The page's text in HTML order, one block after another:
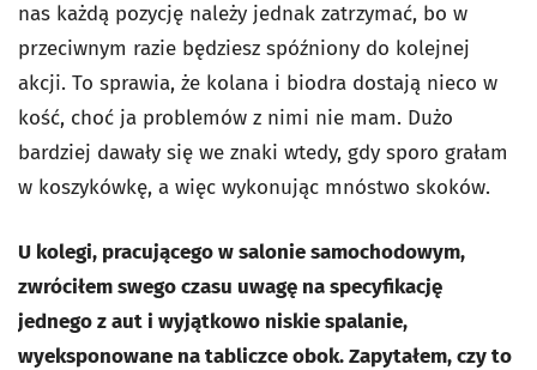
nas każdą pozycję należy jednak zatrzymać, bo w
przeciwnym razie będziesz spóźniony do kolejnej
akcji. To sprawia, że kolana i biodra dostają nieco w
kość, choć ja problemów z nimi nie mam. Dużo
bardziej dawały się we znaki wtedy, gdy sporo grałam
w koszykówkę, a więc wykonując mnóstwo skoków.
U kolegi, pracującego w salonie samochodowym,
zwróciłem swego czasu uwagę na specyfikację
jednego z aut i wyjątkowo niskie spalanie,
wyeksponowane na tabliczce obok. Zapytałem, czy to